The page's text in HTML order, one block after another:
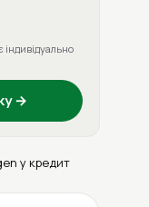
індивідуально
→
у кредит